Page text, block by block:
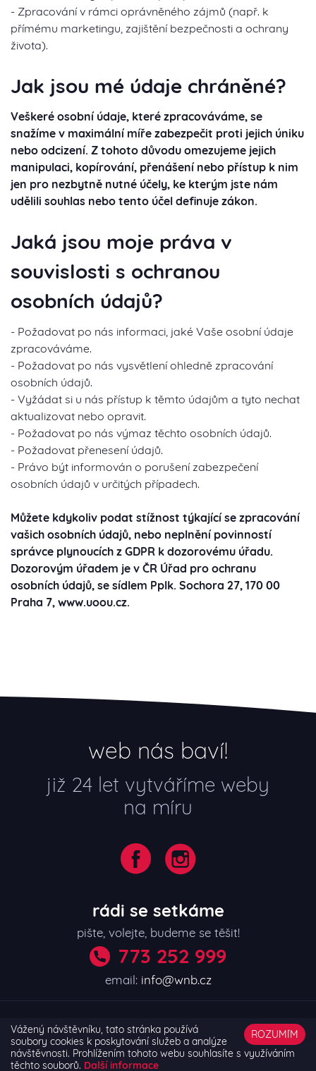
- Zpracování v rámci oprávněného zájmů (např. k
přímému marketingu, zajištění bezpečnosti a ochrany
života).
Jak jsou mé údaje chráněné?
Veškeré osobní údaje, které zpracováváme, se
snažíme v maximální míře zabezpečit proti jejich úniku
nebo odcizení. Z tohoto důvodu omezujeme jejich
manipulaci, kopírování, přenášení nebo přístup k nim
jen pro nezbytně nutné účely, ke kterým jste nám
udělili souhlas nebo tento účel definuje zákon.
Jaká jsou moje práva v
souvislosti s ochranou
osobních údajů?
- Požadovat po nás informaci, jaké Vaše osobní údaje
zpracováváme.
- Požadovat po nás vysvětlení ohledně zpracování
osobních údajů.
- Vyžádat si u nás přístup k těmto údajům a tyto nechat
aktualizovat nebo opravit.
- Požadovat po nás výmaz těchto osobních údajů.
- Požadovat přenesení údajů.
- Právo být informován o porušení zabezpečení
osobních údajů v určitých případech.
Můžete kdykoliv podat stížnost týkající se zpracování
vašich osobních údajů, nebo neplnění povinností
správce plynoucích z GDPR k dozorovému úřadu.
Dozorovým úřadem je v ČR Úřad pro ochranu
osobních údajů, se sídlem Pplk. Sochora 27, 170 00
Praha 7, www.uoou.cz.
web nás baví!
již 24 let vytváříme weby
na míru
rádi se setkáme
pište, volejte, budeme se těšit!
773 252 999
email: info@wnb.cz
made with
by Web nás baví
ochrana os. údajů
ROZUMÍM
Vážený návštěvníku, tato stránka používá
soubory cookies k poskytování služeb a analýze
návštěvnosti. Prohlížením tohoto webu souhlasíte s využíváním
těchto souborů. Další informace